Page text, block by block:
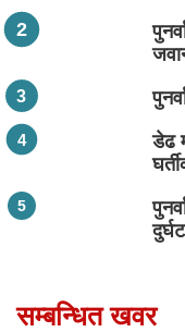
डेढ
सम्बन्धित खवर